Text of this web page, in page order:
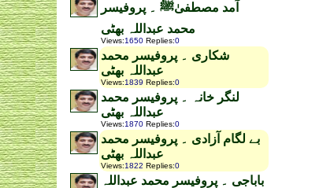
آمد مصطفیٰﷺ ۔ پروفیسر
محمد عبداللہ بھٹی
Views:1650 Replies:0
شکاری ۔ پروفیسر محمد
عبداللہ بھٹی
Views:1839 Replies:0
لنگر خانہ ۔ پروفیسر محمد
عبداللہ بھٹی
Views:1870 Replies:0
بے لگام آزادی ۔ پروفیسر محمد
عبداللہ بھٹی
Views:1822 Replies:0
باباجی ۔ پروفیسر محمد عبداللہ